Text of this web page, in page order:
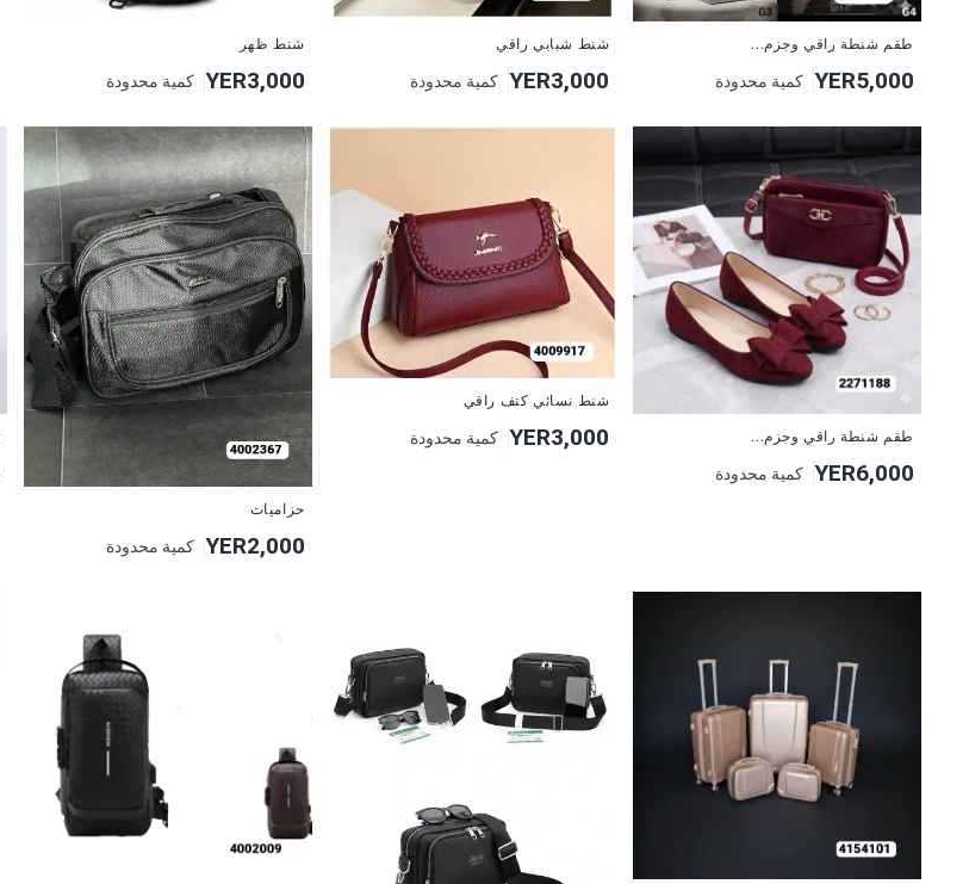
طقم شنطة راقي وجزم...
YER5,000 كمية محدودة
شنط شبابي راقي
YER3,000 كمية محدودة
شنط ظهر
YER3,000 كمية محدودة
طقم شنطة راقي وجزم...
YER6,000 كمية محدودة
شنط نسائي كتف راقي
YER3,000 كمية محدودة
حزاميات
YER2,000 كمية محدودة